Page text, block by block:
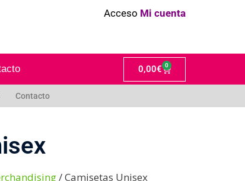
Acceso Mi cuenta
0,00€ 0
Contacto
/ Camisetas Unisex